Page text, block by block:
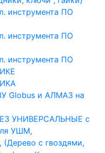
инструмента ПО
инструмента ПО
инструмента ПО
Globus и АЛМАЗ на
УНИВЕРСАЛЬНЫЕ с
УШМ,
с гвоздями,